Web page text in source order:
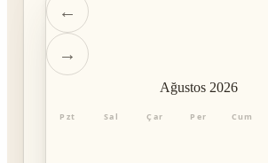
←
→
Ağustos 2026
Pzt Sal Çar Per Cum